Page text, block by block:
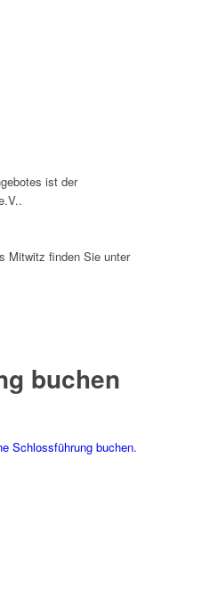
ist der
Mitwitz finden Sie unter
buchen
Schlossführung buchen.